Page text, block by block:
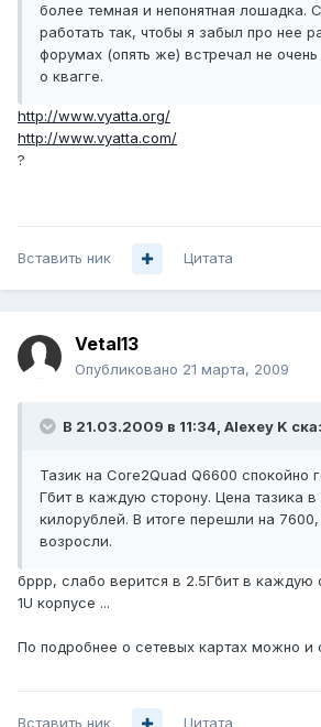
более темная и непонятная лошадка.
работать так, чтобы я забыл про нее
форумах (опять же) встречал не
о квагге.
http://www.vyatta.org/
http://www.vyatta.com/
?
Вставить ник Цитата
Vetal13
Опубликовано 21 марта, 2009
В 21.03.2009 в 11:34, Alexey K
Тазик на Core2Quad Q6600 спокойно
Гбит в каждую сторону. Цена тазика в
килорублей. В итоге перешли на 7600,
возросли.
бррр, слабо верится в 2.5Гбит в каждую
1U корпусе ...
По подробнее о сетевых картах можно и
Вставить ник Цитата